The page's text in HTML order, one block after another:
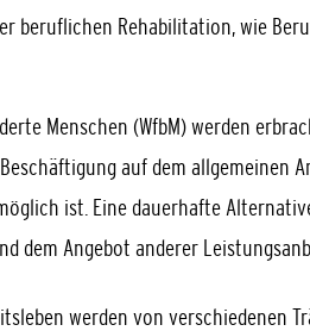
beruflichen Rehabilitation, wie
Menschen (WfbM) werden
auf dem allgemeinen
ist. Eine dauerhafte
dem Angebot anderer
werden von verschiedenen